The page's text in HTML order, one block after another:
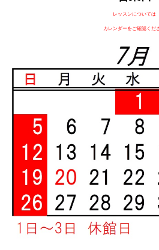
レッスンについては
カレンダーをご確認くだ